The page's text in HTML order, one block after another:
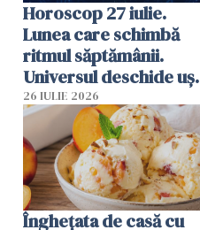
Horoscop 27 iulie.
Lunea care schimbă
ritmul săptămânii.
Universul deschide uși
neașteptate pentru
unele zodii
26 IULIE 2026
Înghețata de casă cu